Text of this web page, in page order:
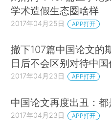
学术造假生态圈啥样
2017年04月25日 APP打开
撤下107篇中国论文的
日后不会区别对待中国
2017年04月23日 APP打开
中国论文再度出丑：
2017年04月23日 APP打开